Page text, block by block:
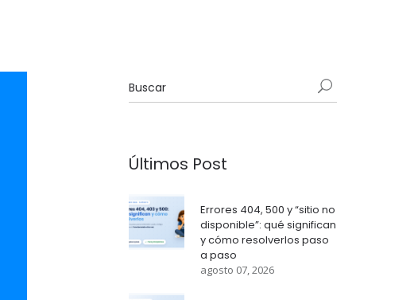
Últimos Post
Errores 404, 500 y “sitio no
disponible”: qué significan
y cómo resolverlos paso
a paso
agosto 07, 2026